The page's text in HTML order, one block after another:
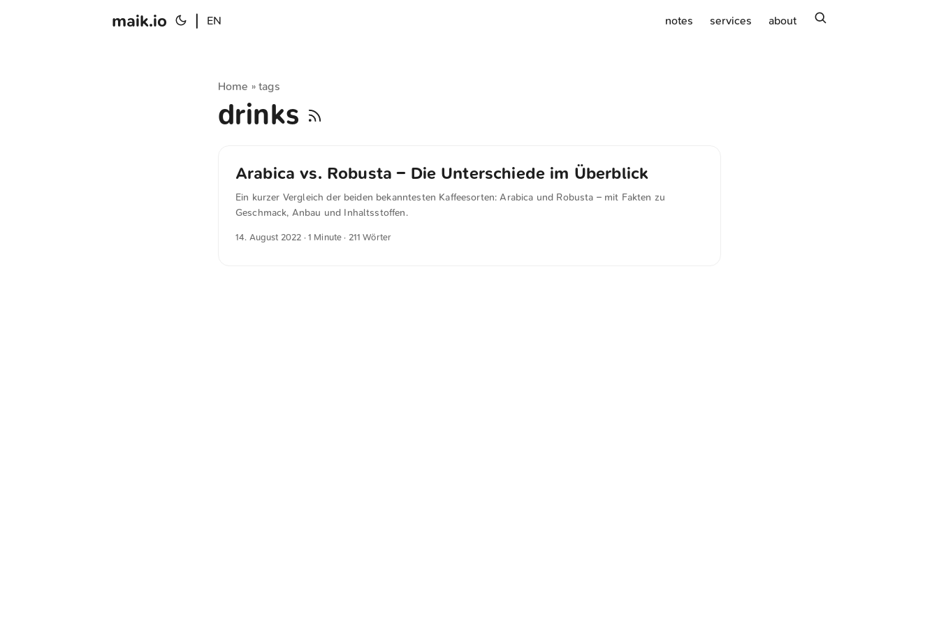
maik.io EN notes services about
Home »tags
drinks
Arabica vs. Robusta – Die Unterschiede im Überblick
Ein kurzer Vergleich der beiden bekanntesten Kaffeesorten: Arabica und Robusta – mit Fakten zu
Geschmack, Anbau und Inhaltsstoffen.
14. August 2022 · 1 Minute · 211 Wörter